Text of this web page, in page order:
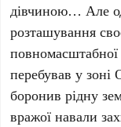
дівчиною… Але
розташування
повномасштабної
перебував у
боронив рідну
вражої навали